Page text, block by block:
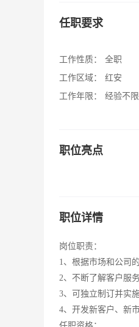
任职要求
工作性质：
全职
工作区域：
红安
工作年限：
经验不限
职位亮点
职位详情
岗位职责：
1、根据市场和公司
2、不断了解客户服
3、可独立制订并实
4、开发新客户、新